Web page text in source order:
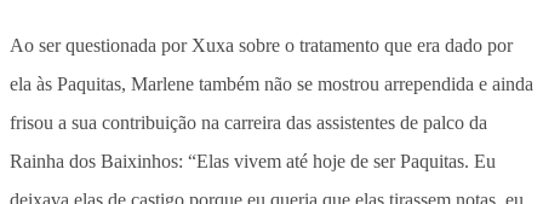
Ao ser questionada por Xuxa sobre o tratamento que era dado por
ela às Paquitas, Marlene também não se mostrou arrependida e ainda
frisou a sua contribuição na carreira das assistentes de palco da
Rainha dos Baixinhos: “Elas vivem até hoje de ser Paquitas. Eu